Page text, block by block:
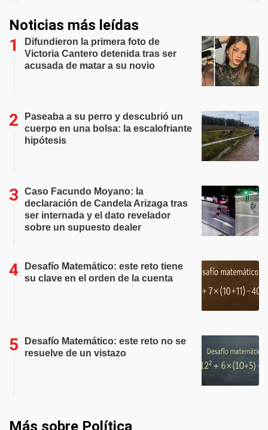
Noticias más leídas
Difundieron la primera foto de
Victoria Cantero detenida tras ser
acusada de matar a su novio
Paseaba a su perro y descubrió un
cuerpo en una bolsa: la escalofriante
hipótesis
Caso Facundo Moyano: la
declaración de Candela Arizaga tras
ser internada y el dato revelador
sobre un supuesto dealer
Desafío Matemático: este reto tiene
su clave en el orden de la cuenta
Desafío Matemático: este reto no se
resuelve de un vistazo
Más sobre Política